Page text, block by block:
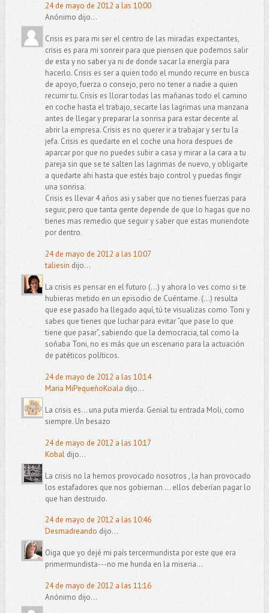
24 de mayo de 2012 a las 10:00
Anónimo dijo...
Crisis es para mi ser el centro de las miradas expectantes,
crisis es para mi sonreir para que piensen que podemos salir
de esta y no saber ya ni de donde sacar la energía para
hacerlo. Crisis es ser a quien todo el mundo recurre en busca
de apoyo, fuerza o consejo, pero no tener a nadie a quien
recurrir tu. Crisis es llorar todas las mañanas todo el camino
en coche hasta el trabajo, secarte las lagrimas una manzana
antes de llegar y preparar la sonrisa para estar decente al
abrir la empresa. Crisis es no querer ir a trabajar y ser tu la
jefa. Crisis es quedarte en el coche una hora despues de
aparcar por que no puedes subir a casa y mirar a la cara a tu
pareja sin que se te salten las lagrimas de nuevo, y obligarte
a quedarte ahi hasta que estés bajo control y puedas fingir
una sonrisa.
Crisis es llevar 4 años asi y saber que no tienes fuerzas para
seguir, pero que tanta gente depende de que lo hagas que no
tienes mas remedio que seguir y saber que estas muriendote
por dentro.
24 de mayo de 2012 a las 10:07
taliesin dijo...
La crisis es pensar en el futuro (...) y ahora lo ves como si te
hubieras metido en un episodio de Cuéntame. (...) resulta
que ese pasado ha llegado aquí, tú te visualizas como Toni y
sabes que tienes que luchar para evitar “que pase lo que
tiene que pasar”, sabiendo que la democracia, tal como la
soñaba Toni, no es más que un escenario para la actuación
de patéticos políticos.
24 de mayo de 2012 a las 10:14
Maria MiPequeñoKoala dijo...
La crisis es... una puta mierda. Genial tu entrada Moli, como
siempre. Un besazo
24 de mayo de 2012 a las 10:17
Kobaldijo...
La crisis no la hemos provocado nosotros , la han provocado
los estafadores que nos gobiernan ... ellos deberían pagar lo
que han destruido.
24 de mayo de 2012 a las 10:46
Desmadreando dijo...
Oiga que yo dejé mi país tercermundista por este que era
primermundista---no me hunda en la miseria...
24 de mayo de 2012 a las 11:16
Anónimo dijo...